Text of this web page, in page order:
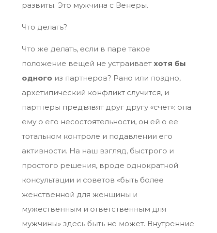
развиты. Это мужчина с Венеры.
Что делать?
Что же делать, если в паре такое
положение вещей не устраивает хотя бы
одного из партнеров? Рано или поздно,
архетипический конфликт случится, и
партнеры предъявят друг другу «счет»: она
ему о его несостоятельности, он ей о ее
тотальном контроле и подавлении его
активности. На наш взгляд, быстрого и
простого решения, вроде однократной
консультации и советов «быть более
женственной для женщины и
мужественным и ответственным для
мужчины» здесь быть не может. Внутренние